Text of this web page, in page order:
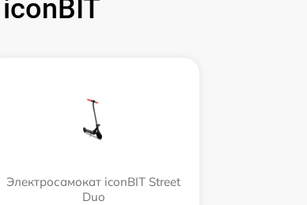
Электросамокат iconBIT Street
Duo